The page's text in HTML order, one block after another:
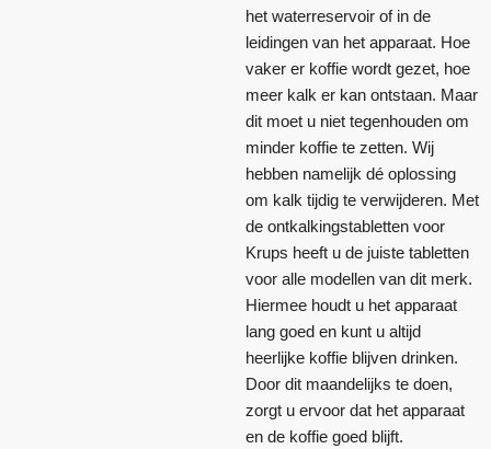
het waterreservoir of in de
leidingen van het apparaat. Hoe
vaker er koffie wordt gezet, hoe
meer kalk er kan ontstaan. Maar
dit moet u niet tegenhouden om
minder koffie te zetten. Wij
hebben namelijk dé oplossing
om kalk tijdig te verwijderen. Met
de ontkalkingstabletten voor
Krups heeft u de juiste tabletten
voor alle modellen van dit merk.
Hiermee houdt u het apparaat
lang goed en kunt u altijd
heerlijke koffie blijven drinken.
Door dit maandelijks te doen,
zorgt u ervoor dat het apparaat
en de koffie goed blijft.